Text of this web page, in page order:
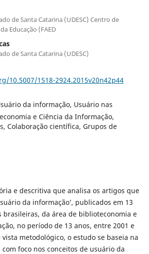
de Santa Catarina (UDESC) Centro de
Educação (FAED
de Santa Catarina (UDESC)
10.5007/1518-2924.2015v20n42p44
da informação, Usuário nas
e Ciência da Informação,
Colaboração científica, Grupos de
e descritiva que analisa os artigos que
da informação’, publicados em 13
brasileiras, da área de biblioteconomia e
no período de 13 anos, entre 2001 e
vista metodológico, o estudo se baseia na
foco nos conceitos de usuário da